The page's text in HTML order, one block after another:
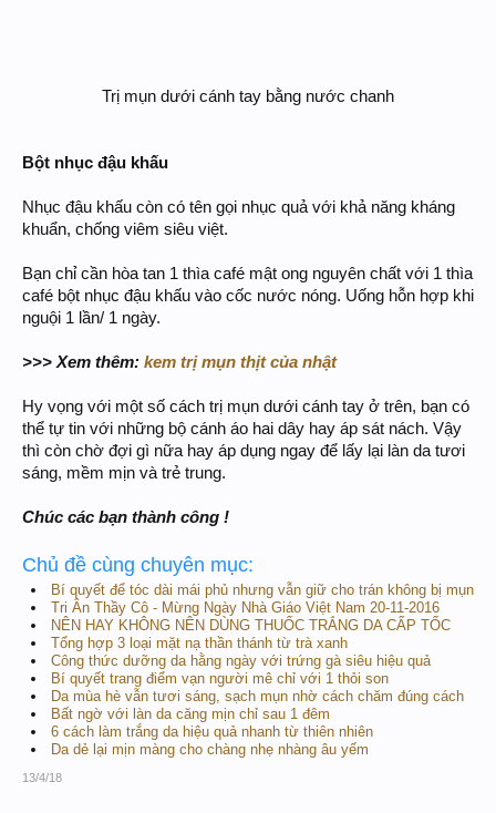
Trị mụn dưới cánh tay bằng nước chanh​
Bột nhục đậu khấu
Nhục đậu khấu còn có tên gọi nhục quả với khả năng kháng
khuẩn, chống viêm siêu việt.
Bạn chỉ cần hòa tan 1 thìa café mật ong nguyên chất với 1 thìa
café bột nhục đậu khấu vào cốc nước nóng. Uống hỗn hợp khi
nguội 1 lần/ 1 ngày.
>>> Xem thêm: kem trị mụn thịt của nhật
Hy vọng với một số cách trị mụn dưới cánh tay ở trên, bạn có
thể tự tin với những bộ cánh áo hai dây hay áp sát nách. Vậy
thì còn chờ đợi gì nữa hay áp dụng ngay để lấy lại làn da tươi
sáng, mềm mịn và trẻ trung.
Chúc các bạn thành công !
Chủ đề cùng chuyên mục:
Bí quyết để tóc dài mái phủ nhưng vẫn giữ cho trán không bị mụn
Tri Ân Thầy Cô - Mừng Ngày Nhà Giáo Việt Nam 20-11-2016
NÊN HAY KHÔNG NÊN DÙNG THUỐC TRẮNG DA CẤP TỐC
Tổng hợp 3 loại mặt nạ thần thánh từ trà xanh
Công thức dưỡng da hằng ngày với trứng gà siêu hiệu quả
Bí quyết trang điểm vạn người mê chỉ với 1 thỏi son
Da mùa hè vẫn tươi sáng, sạch mụn nhờ cách chăm đúng cách
Bất ngờ với làn da căng mịn chỉ sau 1 đêm
6 cách làm trắng da hiệu quả nhanh từ thiên nhiên
Da dẻ lại mịn màng cho chàng nhẹ nhàng âu yếm
13/4/18